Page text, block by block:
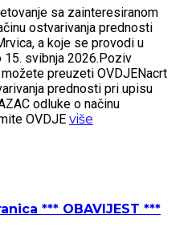
sa zainteresiranom
ostvarivanja prednosti
a koje se provodi u
15. svibnja 2026.Poziv
preuzeti OVDJENacrt
prednosti pri upisu
odluke o načinu
OVDJE više
*** OBAVIJEST ***